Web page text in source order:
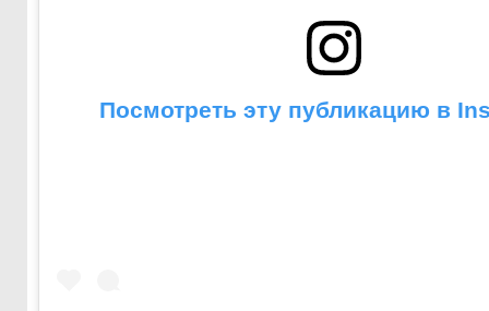
Посмотреть эту публикацию в